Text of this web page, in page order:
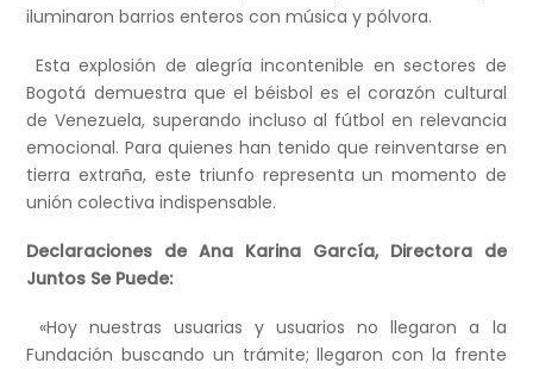
iluminaron barrios enteros con música y pólvora.
Esta explosión de alegría incontenible en sectores de
Bogotá demuestra que el béisbol es el corazón cultural
de Venezuela, superando incluso al fútbol en relevancia
emocional. Para quienes han tenido que reinventarse en
tierra extraña, este triunfo representa un momento de
unión colectiva indispensable.
Declaraciones de Ana Karina García, Directora de
Juntos Se Puede:
«Hoy nuestras usuarias y usuarios no llegaron a la
Fundación buscando un trámite; llegaron con la frente